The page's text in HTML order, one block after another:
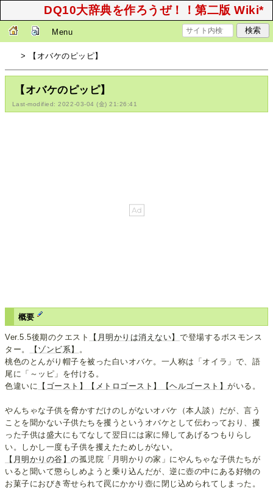
DQ10大辞典を作ろうぜ！！第二版 Wiki*
Menu
> 【オバケのピッピ】
【オバケのピッピ】
Last-modified: 2022-03-04 (金) 21:26:41
概要
Ver.5.5後期のクエスト 【月明かりは消えない】で登場するボスモンス
ター。
【ゾンビ系】
。
桃色のとんがり帽子を被った白いオバケ。一人称は「オイラ」で、語
尾に「～ッピ」を付ける。
色違いに
【ゴースト】 【メトロゴースト】 【ヘルゴースト】がいる。
やんちゃな子供を脅かすだけのしがないオバケ（本人談）だが、言う
ことを聞かない子供たちを攫うというオバケとして伝わっており、攫
った子供は盛大にもてなして翌日には家に帰してあげるつもりらし
い。しかし一度も子供を攫えたためしがない。
【月明かりの谷】の孤児院「月明かりの家」にやんちゃな子供たちが
いると聞いて懲らしめようと乗り込んだが、逆に壺の中にある好物の
お菓子におびき寄せられて罠にかかり壺に閉じ込められてしまった。